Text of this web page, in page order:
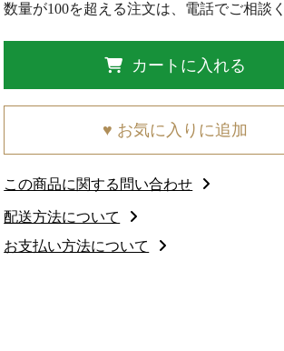
数量が100を超える注文は、電話でご相談
カートに入れる
♥ お気に入りに追加
この商品に関する問い合わせ
配送方法について
お支払い方法について